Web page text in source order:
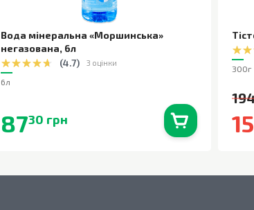
Вода мінеральна «Моршинська»
негазована, 6л
(4.7) 3 оцінки
6л
8730 грн
300г